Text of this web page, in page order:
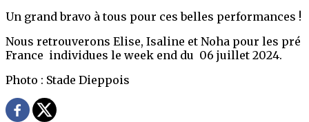
Un grand bravo à tous pour ces belles performances !
Nous retrouverons Elise, Isaline et Noha pour les pré
France individues le week end du 06 juillet 2024.
Photo : Stade Dieppois